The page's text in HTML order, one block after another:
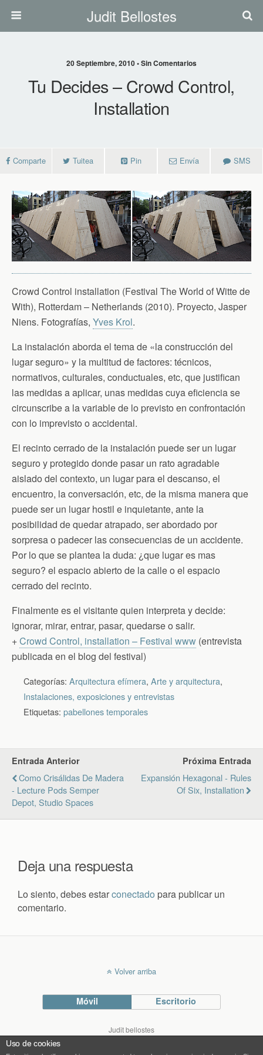
Judit Bellostes
20 Septiembre, 2010 • Sin Comentarios
Tu Decides – Crowd Control,
Installation
Comparte Tuitea Pin Envía SMS
Crowd Control installation (Festival The World of Witte de
With), Rotterdam – Netherlands (2010). Proyecto, Jasper
Niens. Fotografías, Yves Krol.
La instalación aborda el tema de «la construcción del
lugar seguro» y la multitud de factores: técnicos,
normativos, culturales, conductuales, etc, que justifican
las medidas a aplicar, unas medidas cuya eficiencia se
circunscribe a la variable de lo previsto en confrontación
con lo imprevisto o accidental.
El recinto cerrado de la instalación puede ser un lugar
seguro y protegido donde pasar un rato agradable
aislado del contexto, un lugar para el descanso, el
encuentro, la conversación, etc, de la misma manera que
puede ser un lugar hostil e inquietante, ante la
posibilidad de quedar atrapado, ser abordado por
sorpresa o padecer las consecuencias de un accidente.
Por lo que se plantea la duda: ¿que lugar es mas
seguro? el espacio abierto de la calle o el espacio
cerrado del recinto.
Finalmente es el visitante quien interpreta y decide:
ignorar, mirar, entrar, pasar, quedarse o salir.
+Crowd Control, installation – Festival www (entrevista
publicada en el blog del festival)
Categorías: Arquitectura efímera, Arte y arquitectura,
Instalaciones, exposiciones y entrevistas
Etiquetas: pabellones temporales
Entrada Anterior
Como Crisálidas De Madera
- Lecture Pods Semper
Depot, Studio Spaces
Próxima Entrada
Expansión Hexagonal - Rules
Of Six, Installation
Deja una respuesta
Lo siento, debes estarconectado para publicar un
comentario.
Volver arriba
Móvil Escritorio
Judit bellostes
Blog de arquitectura
Uso de cookies